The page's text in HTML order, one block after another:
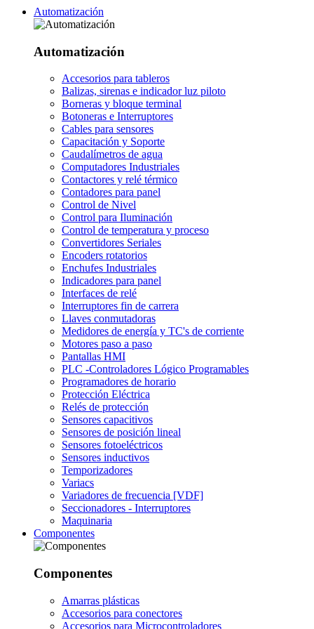
Automatización
Automatización
Accesorios para tableros
Balizas, sirenas e indicador luz piloto
Borneras y bloque terminal
Botoneras e Interruptores
Cables para sensores
Capacitación y Soporte
Caudalímetros de agua
Computadores Industriales
Contactores y relé térmico
Contadores para panel
Control de Nivel
Control para Iluminación
Control de temperatura y proceso
Convertidores Seriales
Encoders rotatorios
Enchufes Industriales
Indicadores para panel
Interfaces de relé
Interruptores fin de carrera
Llaves conmutadoras
Medidores de energía y TC's de corriente
Motores paso a paso
Pantallas HMI
PLC -Controladores Lógico Programables
Programadores de horario
Protección Eléctrica
Relés de protección
Sensores capacitivos
Sensores de posición lineal
Sensores fotoeléctricos
Sensores inductivos
Temporizadores
Variacs
Variadores de frecuencia [VDF]
Seccionadores - Interruptores
Maquinaria
Componentes
Componentes
Amarras plásticas
Accesorios para conectores
Accesorios para Microcontroladores